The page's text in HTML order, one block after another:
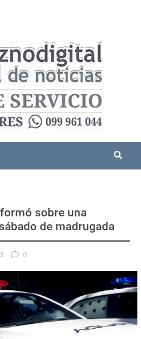
sobre una
de madrugada
0